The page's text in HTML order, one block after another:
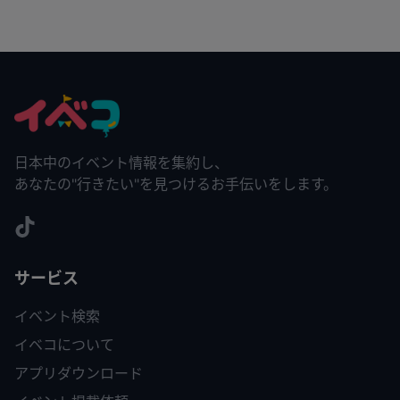
日本中のイベント情報を集約し、
あなたの"行きたい"を見つけるお手伝いをします。
サービス
イベント検索
イベコについて
アプリダウンロード